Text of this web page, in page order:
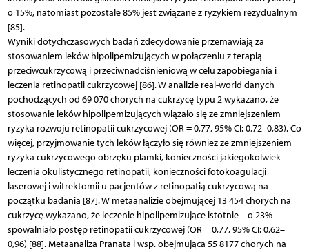
o 15%, natomiast pozostałe 85% jest związane z ryzykiem rezydualnym
[85].
Wyniki dotychczasowych badań zdecydowanie przemawiają za
stosowaniem leków hipolipemizujących w połączeniu z terapią
przeciwcukrzycową i przeciwnadciśnieniową w celu zapobiegania i
leczenia retinopatii cukrzycowej [86]. W analizie real-world danych
pochodzących od 69 070 chorych na cukrzycę typu 2 wykazano, że
stosowanie leków hipolipemizujących wiązało się ze zmniejszeniem
ryzyka rozwoju retinopatii cukrzycowej (OR = 0,77, 95% CI: 0,72–0,83). Co
więcej, przyjmowanie tych leków łączyło się również ze zmniejszeniem
ryzyka cukrzycowego obrzęku plamki, konieczności jakiegokolwiek
leczenia okulistycznego retinopatii, konieczności fotokoagulacji
laserowej i witrektomii u pacjentów z retinopatią cukrzycową na
początku badania [87]. W metaanalizie obejmującej 13 454 chorych na
cukrzycę wykazano, że leczenie hipolipemizujące istotnie – o 23% –
spowalniało postęp retinopatii cukrzycowej (OR = 0,77, 95% CI: 0,62–
0,96) [88]. Metaanaliza Pranata i wsp. obejmująca 55 8177 chorych na